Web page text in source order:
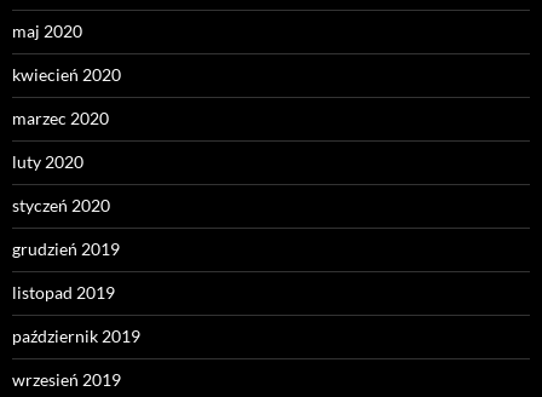
maj 2020
kwiecień 2020
marzec 2020
luty 2020
styczeń 2020
grudzień 2019
listopad 2019
październik 2019
wrzesień 2019